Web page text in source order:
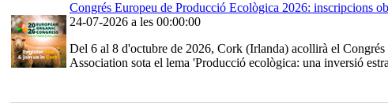
Congrés Europeu de Producció Ecològica 2026: inscripcions
24-07-2026 a les 00:00:00
Del 6 al 8 d'octubre de 2026, Cork (Irlanda) acollirà el
Association sota el lema 'Producció ecològica: una inversió